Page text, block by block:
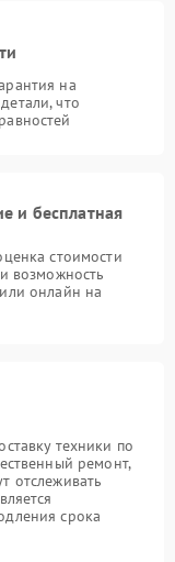
на
что
и бесплатная
стоимости
возможность
онлайн на
техники по
ремонт,
отслеживать
срока